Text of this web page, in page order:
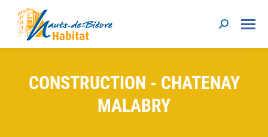
CONSTRUCTION - CHATENAY
MALABRY